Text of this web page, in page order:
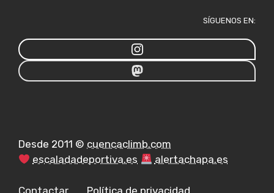
SÍGUENOS EN:
Desde 2011 © cuencaclimb.com
escaladadeportiva.es
alertachapa.es
Contactar Política de privacidad